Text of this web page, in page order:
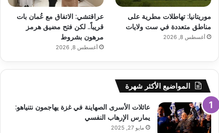
موريتانيا: تهاطلات مطرية على
مناطق متعددة في ست ولايات
أغسطس 8, 2026
عراقتشي: الاتفاق مع عُمان بات
قريباً.. لكن فتح مضيق هرمز
مرهون بشروط
أغسطس 8, 2026
المواضيع الأكثر شهرة
عائلات الأسرى الصهاينة في غزة يهاجمون نتنياهو:
يمارس الإرهاب النفسي
مايو 27, 2025